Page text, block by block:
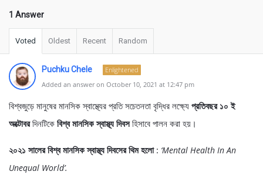
1 Answer
Voted Oldest Recent Random
Puchku Chele
Enlightened
Added an answer on October 10, 2021 at 12:47 pm
বিশ্বজুড়ে মানুষের মানসিক স্বাস্থ্যের প্রতি সচেতনতা বৃদ্ধির লক্ষ্যে প্রতিবছর ১০ ই
অক্টোবরদিনটিকে বিশ্ব মানসিক স্বাস্থ্য দিবসহিসাবে পালন করা হয়।
২০২১ সালের বিশ্ব মানসিক স্বাস্থ্য দিবসের থিম হলো: ‘Mental Health In An
Unequal World’.